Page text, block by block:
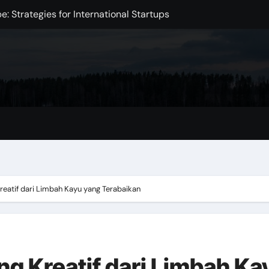
Strategies for International Startups
in the Digital Age
Development
on the Global Economy
dari Limbah Kayu yang Terabaikan